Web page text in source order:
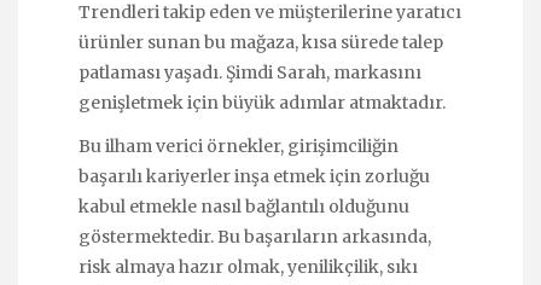
Trendleri takip eden ve müşterilerine yaratıcı
ürünler sunan bu mağaza, kısa sürede talep
patlaması yaşadı. Şimdi Sarah, markasını
genişletmek için büyük adımlar atmaktadır.
Bu ilham verici örnekler, girişimciliğin
başarılı kariyerler inşa etmek için zorluğu
kabul etmekle nasıl bağlantılı olduğunu
göstermektedir. Bu başarıların arkasında,
risk almaya hazır olmak, yenilikçilik, sıkı